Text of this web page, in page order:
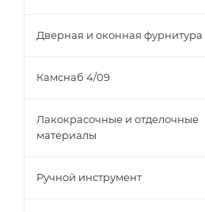
Дверная и оконная фурнитура
Камснаб 4/09
Лакокрасочные и отделочные
материалы
Ручной инструмент